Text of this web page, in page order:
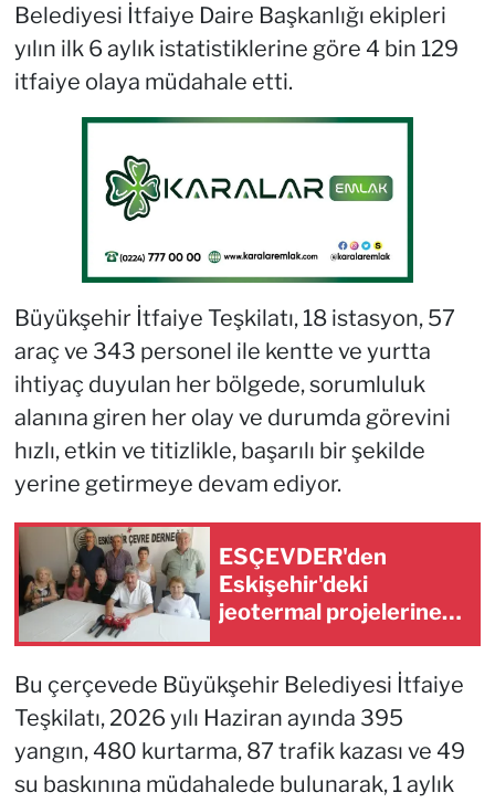
Belediyesi İtfaiye Daire Başkanlığı ekipleri
yılın ilk 6 aylık istatistiklerine göre 4 bin 129
itfaiye olaya müdahale etti.
Büyükşehir İtfaiye Teşkilatı, 18 istasyon, 57
araç ve 343 personel ile kentte ve yurtta
ihtiyaç duyulan her bölgede, sorumluluk
alanına giren her olay ve durumda görevini
hızlı, etkin ve titizlikle, başarılı bir şekilde
yerine getirmeye devam ediyor.
ESÇEVDER'den
Eskişehir'deki
jeotermal projelerine
Bu çerçevede Büyükşehir Belediyesi İtfaiye
Teşkilatı, 2026 yılı Haziran ayında 395
yangın, 480 kurtarma, 87 trafik kazası ve 49
su baskınına müdahalede bulunarak, 1 aylık